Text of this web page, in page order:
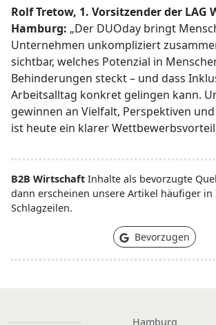
Rolf Tretow, 1. Vorsitzender der LAG
Hamburg: „Der DUOday bringt
Unternehmen unkompliziert
sichtbar, welches Potenzial in
Behinderungen steckt – und dass
Arbeitsalltag konkret gelingen kann.
gewinnen an Vielfalt, Perspektiven
ist heute ein klarer
B2B Wirtschaft Inhalte als bevorzugte
dann erscheinen unsere Artikel häufiger in
Schlagzeilen.
Bevorzugen
Hamburg